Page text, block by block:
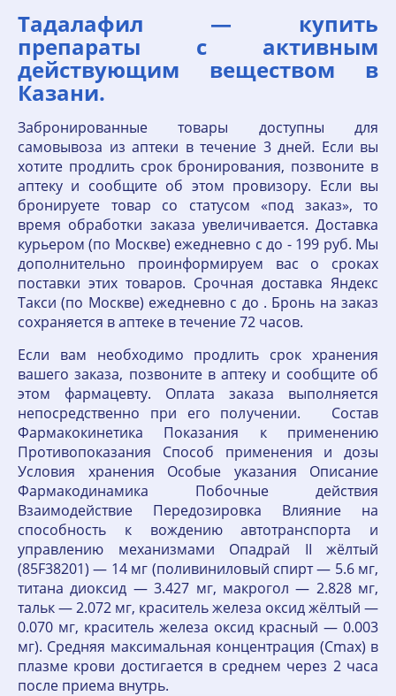
Тадалафил — купить
препараты с активным
действующим веществом в
Казани.
Забронированные товары доступны для
самовывоза из аптеки в течение 3 дней. Если вы
хотите продлить срок бронирования, позвоните в
аптеку и сообщите об этом провизору. Если вы
бронируете товар со статусом «под заказ», то
время обработки заказа увеличивается. Доставка
курьером (по Москве) ежедневно с до - 199 руб. Мы
дополнительно проинформируем вас о сроках
поставки этих товаров. Срочная доставка Яндекс
Такси (по Москве) ежедневно с до . Бронь на заказ
сохраняется в аптеке в течение 72 часов.
Если вам необходимо продлить срок хранения
вашего заказа, позвоните в аптеку и сообщите об
этом фармацевту. Оплата заказа выполняется
непосредственно при его получении. Состав
Фармакокинетика Показания к применению
Противопоказания Способ применения и дозы
Условия хранения Особые указания Описание
Фармакодинамика Побочные действия
Взаимодействие Передозировка Влияние на
способность к вождению автотранспорта и
управлению механизмами Опадрай II жёлтый
(85F38201) — 14 мг (поливиниловый спирт — 5.6 мг,
титана диоксид — 3.427 мг, макрогол — 2.828 мг,
тальк — 2.072 мг, краситель железа оксид жёлтый —
0.070 мг, краситель железа оксид красный — 0.003
мг). Средняя максимальная концентрация (Cmax) в
плазме крови достигается в среднем через 2 часа
после приема внутрь.